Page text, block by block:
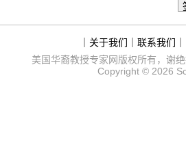
关于我们 联系我们
美国华裔教授专家网版权所有，谢
Copyright © 2026